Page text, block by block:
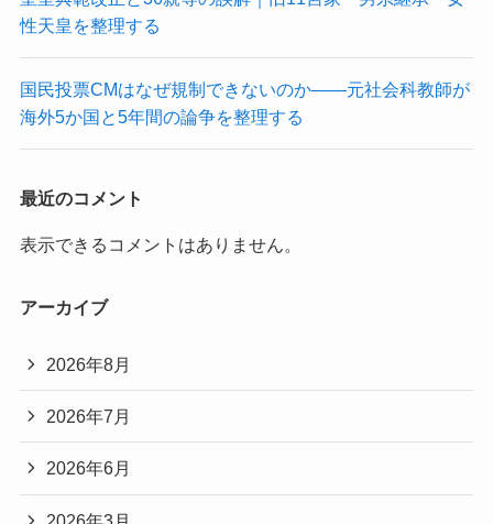
性天皇を整理する
国民投票CMはなぜ規制できないのか——元社会科教師が
海外5か国と5年間の論争を整理する
最近のコメント
表示できるコメントはありません。
アーカイブ
2026年8月
2026年7月
2026年6月